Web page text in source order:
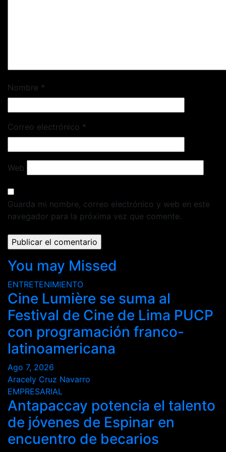
Nombre *
Correo electrónico *
Web
Guarda mi nombre, correo electrónico y web en este
navegador para la próxima vez que comente.
You may Missed
ENTRETENIMIENTO
Cine Lumière se suma al
Festival de Cine de Lima PUCP
con programación franco-
latinoamericana
Ago 7, 2026
Aracely Cruz Navarro
EMPRESARIAL
Antapaccay potencia el talento
de jóvenes de Espinar en
encuentro de becarios